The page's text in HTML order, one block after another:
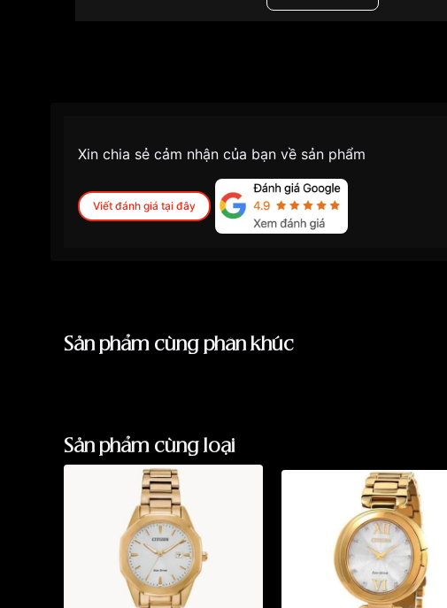
Mặt xanh lá
Xin chia sẻ cảm nhận của bạn về sản phẩm
Viết đánh giá tại đây
Sản phẩm cùng phân khúc
Sản phẩm cùng loại